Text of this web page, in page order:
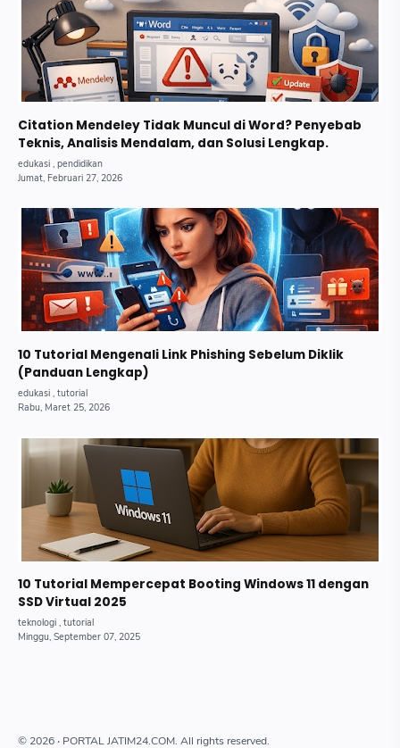
Citation Mendeley Tidak Muncul di Word? Penyebab
Teknis, Analisis Mendalam, dan Solusi Lengkap.
10 Tutorial Mengenali Link Phishing Sebelum Diklik
(Panduan Lengkap)
10 Tutorial Mempercepat Booting Windows 11 dengan
SSD Virtual 2025
© 2026 ‧ PORTAL JATIM24.COM. All rights reserved.